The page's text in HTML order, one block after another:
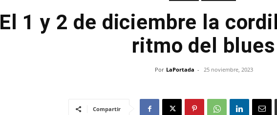
El 1 y 2 de diciembre la
ritmo del blues
Por LaPortada - 25 noviembre, 2023
Compartir